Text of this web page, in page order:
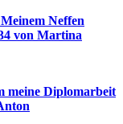
Neffen
von Martina
meine Diplomarbeit